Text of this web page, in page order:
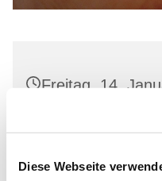
Diese Webseite
Freitag, 14.